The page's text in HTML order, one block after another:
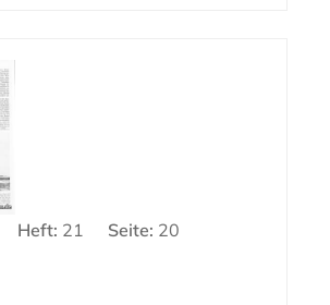
Heft: 21 Seite: 20